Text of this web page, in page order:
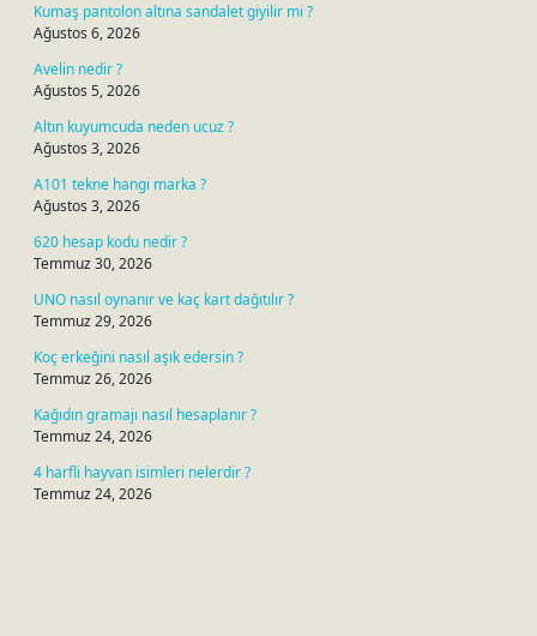
Kumaş pantolon altına sandalet giyilir mi ?
Ağustos 6, 2026
Avelin nedir ?
Ağustos 5, 2026
Altın kuyumcuda neden ucuz ?
Ağustos 3, 2026
A101 tekne hangi marka ?
Ağustos 3, 2026
620 hesap kodu nedir ?
Temmuz 30, 2026
UNO nasıl oynanır ve kaç kart dağıtılır ?
Temmuz 29, 2026
Koç erkeğini nasıl aşık edersin ?
Temmuz 26, 2026
Kağıdın gramajı nasıl hesaplanır ?
Temmuz 24, 2026
4 harfli hayvan isimleri nelerdir ?
Temmuz 24, 2026